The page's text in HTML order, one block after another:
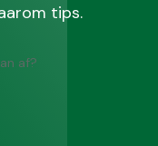
tips.
af?